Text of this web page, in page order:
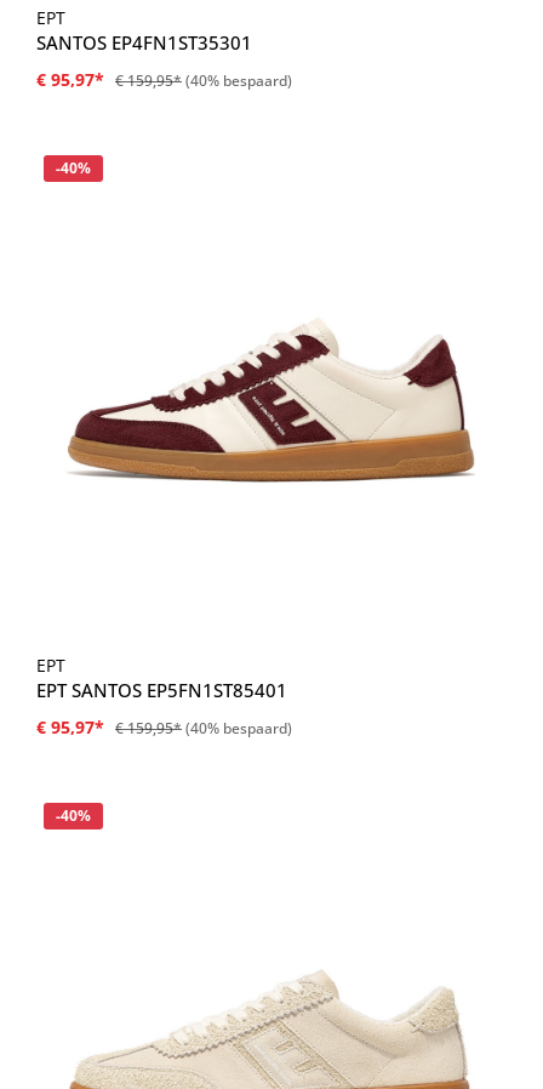
EPT
SANTOS EP4FN1ST35301
€ 95,97* € 159,95*(40% bespaard)
Korting
-40%
EPT
EPT SANTOS EP5FN1ST85401
€ 95,97* € 159,95*(40% bespaard)
Korting
-40%